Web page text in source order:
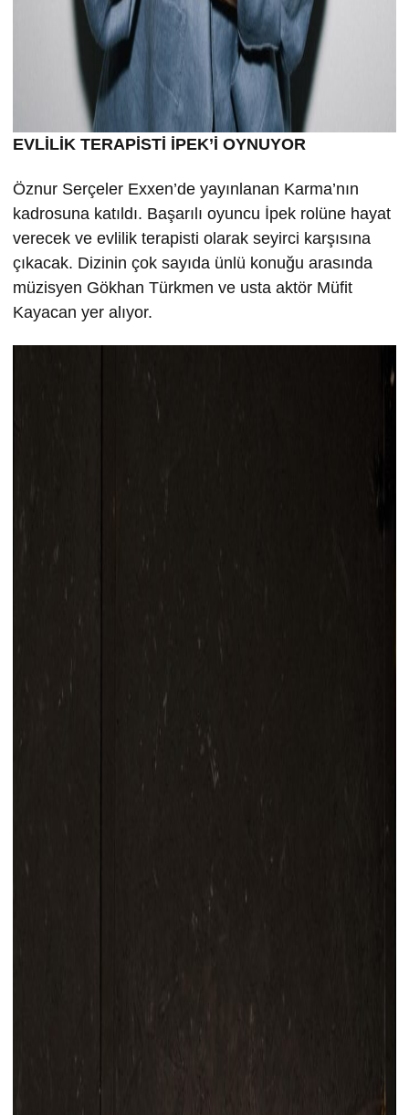
EVLİLİK TERAPİSTİ İPEK’İ OYNUYOR
Öznur Serçeler Exxen’de yayınlanan Karma’nın
kadrosuna katıldı. Başarılı oyuncu İpek rolüne hayat
verecek ve evlilik terapisti olarak seyirci karşısına
çıkacak. Dizinin çok sayıda ünlü konuğu arasında
müzisyen Gökhan Türkmen ve usta aktör Müfit
Kayacan yer alıyor.